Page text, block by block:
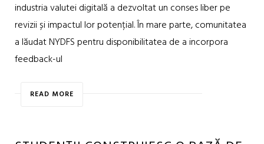
industria valutei digitală a dezvoltat un conses liber pe
revizii și impactul lor potențial. În mare parte, comunitatea
a lăudat NYDFS pentru disponibilitatea de a incorpora
feedback-ul
READ MORE